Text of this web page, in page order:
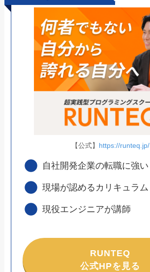
【公式】 https://runteq.jp/
自社開発企業の転職に強い
現場が認めるカリキュラム
現役エンジニアが講師
RUNTEQ
公式HPを見る